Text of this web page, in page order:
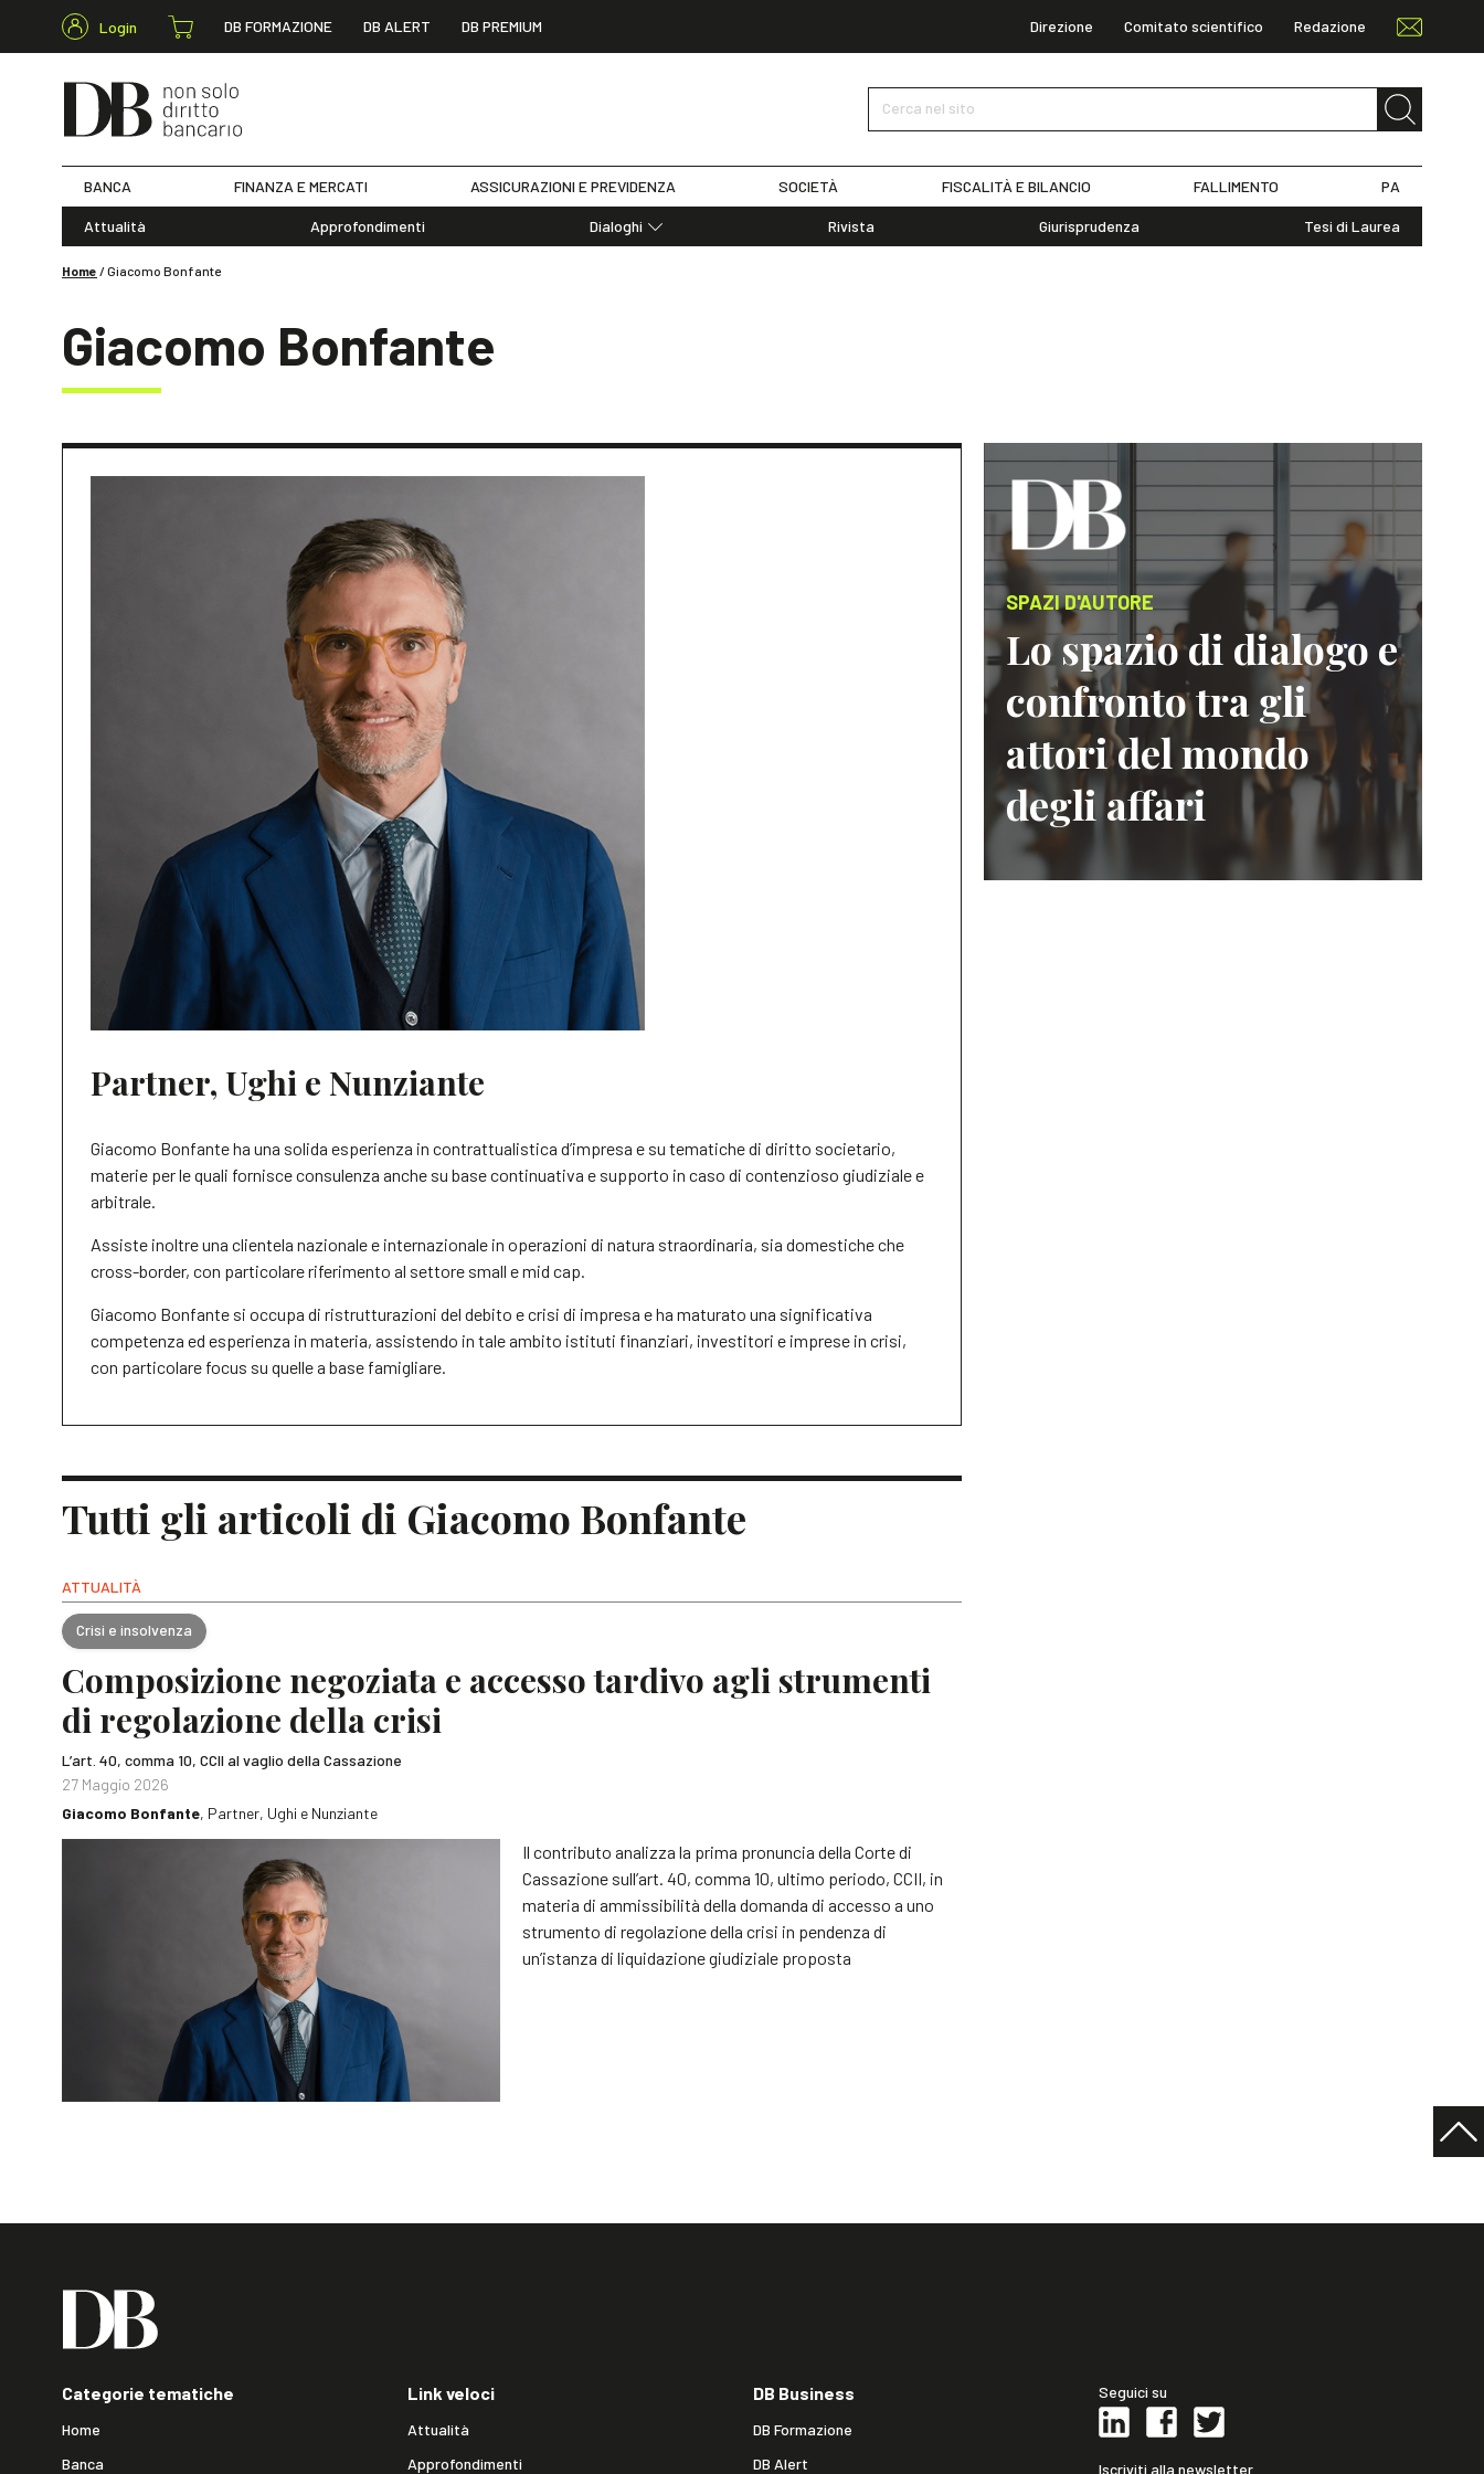
Login DB FORMAZIONE DB ALERT DB PREMIUM Direzione Comitato scientifico Redazione
Cerca nel sito
BANCA FINANZA E MERCATI ASSICURAZIONI E PREVIDENZA SOCIETÀ FISCALITÀ E BILANCIO FALLIMENTO PA
Attualità Approfondimenti
Dialoghi
Rivista Giurisprudenza Tesi di Laurea
Home /Giacomo Bonfante
Giacomo Bonfante
Partner, Ughi e Nunziante
Giacomo Bonfante ha una solida esperienza in contrattualistica d’impresa e su tematiche di diritto societario,
materie per le quali fornisce consulenza anche su base continuativa e supporto in caso di contenzioso giudiziale e
arbitrale.
Assiste inoltre una clientela nazionale e internazionale in operazioni di natura straordinaria, sia domestiche che
cross-border, con particolare riferimento al settore small e mid cap.
Giacomo Bonfante si occupa di ristrutturazioni del debito e crisi di impresa e ha maturato una significativa
competenza ed esperienza in materia, assistendo in tale ambito istituti finanziari, investitori e imprese in crisi,
con particolare focus su quelle a base famigliare.
Tutti gli articoli di Giacomo Bonfante
ATTUALITÀ
Crisi e insolvenza
Composizione negoziata e accesso tardivo agli strumenti
di regolazione della crisi
L’art. 40, comma 10, CCII al vaglio della Cassazione
27 Maggio 2026
Giacomo Bonfante, Partner, Ughi e Nunziante
Il contributo analizza la prima pronuncia della Corte di
Cassazione sull’art. 40, comma 10, ultimo periodo, CCII, in
materia di ammissibilità della domanda di accesso a uno
strumento di regolazione della crisi in pendenza di
un’istanza di liquidazione giudiziale proposta
SPAZI D'AUTORE
Lo spazio di dialogo e
confronto tra gli
attori del mondo
degli affari
Categorie tematiche
Home
Banca
Link veloci
Attualità
Approfondimenti
DB Business
DB Formazione
DB Alert
Seguici su
Iscriviti alla newsletter